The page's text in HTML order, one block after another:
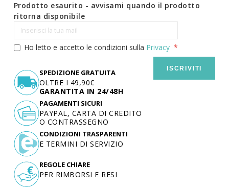
Prodotto esaurito - avvisami quando il prodotto
ritorna disponibile
Ho letto e accetto le condizioni sulla Privacy
ISCRIVITI
SPEDIZIONE GRATUITA
OLTRE I 49,90€
GARANTITA IN 24/48H
PAGAMENTI SICURI
PAYPAL, CARTA DI CREDITO
O CONTRASSEGNO
CONDIZIONI TRASPARENTI
E TERMINI DI SERVIZIO
REGOLE CHIARE
PER RIMBORSI E RESI